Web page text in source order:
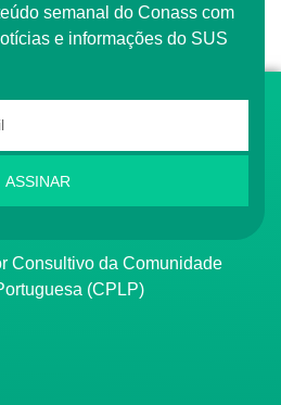
semanal do Conass com
e informações do SUS
ASSINAR
Consultivo da Comunidade
(CPLP)